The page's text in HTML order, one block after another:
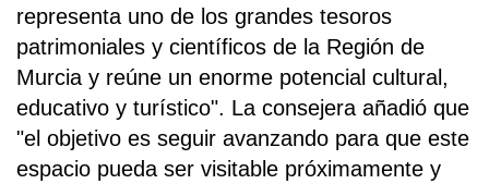
representa uno de los grandes tesoros
patrimoniales y científicos de la Región de
Murcia y reúne un enorme potencial cultural,
educativo y turístico". La consejera añadió que
"el objetivo es seguir avanzando para que este
espacio pueda ser visitable próximamente y